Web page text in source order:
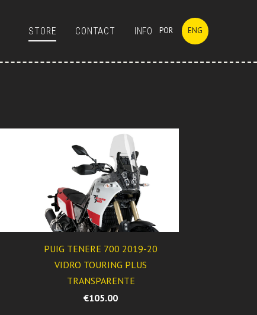
STORE CONTACT INFO POR ENG
PUIG TENERE 700 2019-20
VIDRO TOURING PLUS
TRANSPARENTE
€105.00